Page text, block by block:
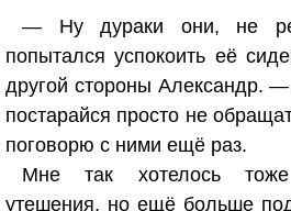
— Ну дураки они, не
попытался успокоить её
другой стороны Александр.
постарайся просто не
поговорю с ними ещё раз.
Мне так хотелось
утешения, но ещё больше